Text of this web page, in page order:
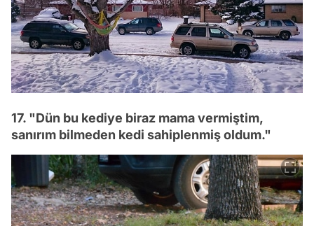
17. "Dün bu kediye biraz mama vermiştim,
sanırım bilmeden kedi sahiplenmiş oldum."